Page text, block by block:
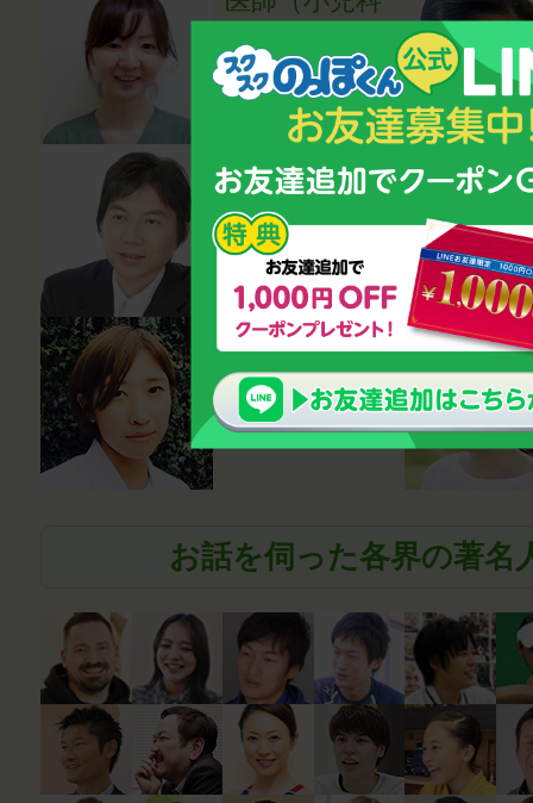
医）
湯田貴江
心理カウンセ
ラー・講師
鈴木雅幸
薬剤師
笹尾真波
お話を伺った各界の著名